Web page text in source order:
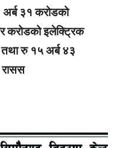
अर्ब ३१ करोडको
करोडको इलेक्ट्रिक
तथा रु १५ अर्ब ४३